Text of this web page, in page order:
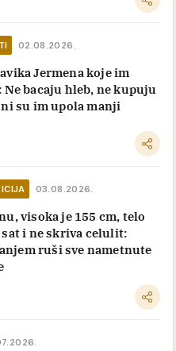
02.08.2026.
Jermena koje im
Ne bacaju hleb, ne kupuju
su im upola manji
03.08.2026.
visoka je 155 cm, telo
sat i ne skriva celulit:
ruši sve nametnute